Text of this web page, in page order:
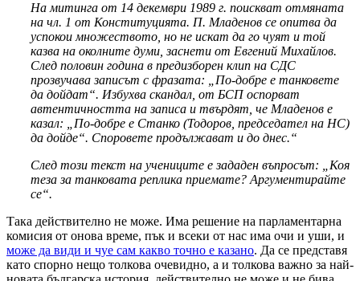
На митинга от 14 декември 1989 г. поискват отмяната
на чл. 1 от Конституцията. П. Младенов се опитва да
успокои множеството, но не искат да го чуят и той
казва на околните думи, заснети от Евгений Михайлов.
След половин година в предизборен клип на СДС
прозвучава записът с фразата: „По-добре е танковете
да дойдат“. Избухва скандал, от БСП оспорват
автентичността на записа и твърдят, че Младенов е
казал: „По-добре е Станко (Тодоров, председател на НС)
да дойде“. Споровете продължават и до днес.“
След този текст на учениците е зададен въпросът: „Коя
теза за танковата реплика приемате? Аргументирайте
се“.
Така действително не може. Има решение на парламентарна
комисия от онова време, пък и всеки от нас има очи и уши, и
може да види и чуе сам какво точно е казано. Да се представя
като спорно нещо толкова очевидно, а и толкова важно за най-